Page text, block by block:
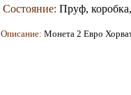
Состояние: Пруф,
Описание: Монета 2 Евро